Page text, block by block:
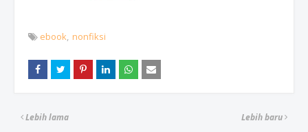
ebook nonfiksi
Lebih baru
Lebih lama